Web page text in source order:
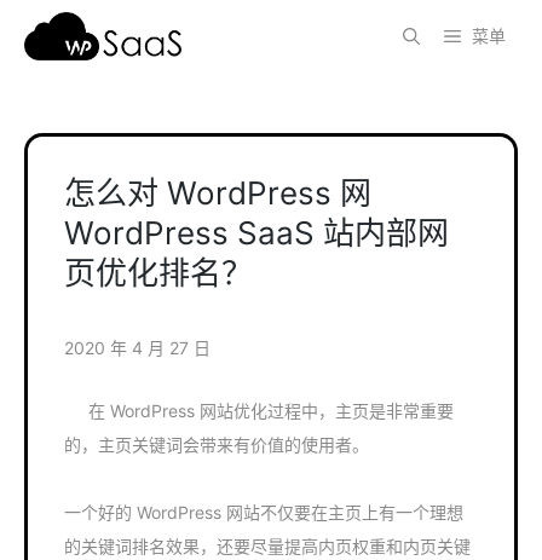
菜单
怎么对 WordPress 网
WordPress SaaS 站内部网
页优化排名？
2020 年 4 月 27 日
‍ 在 WordPress 网站优化过程中，主页是非常重要
的，主页关键词会带来有价值的使用者。
一个好的 WordPress 网站不仅要在主页上有一个理想
的关键词排名效果，还要尽量提高内页权重和内页关键